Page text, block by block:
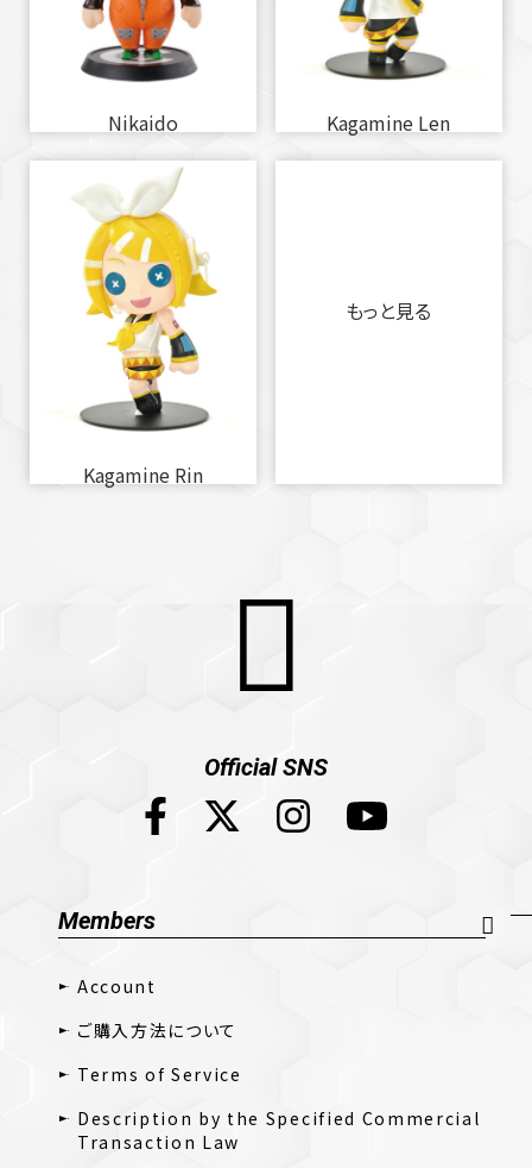
Nikaido Kagamine Len
Kagamine Rin
もっと見る
Official SNS
Members
Account
ご購入方法について
Terms of Service
Description by the Specified Commercial
Transaction Law